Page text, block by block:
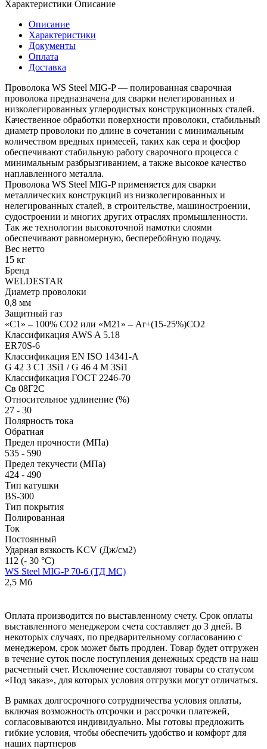
Характеристики Описание
Описание
Характеристики
Документы
Оплата
Доставка
Проволока WS Steel MIG-P — полированная сварочная
проволока предназначена для сварки нелегированных и
низколегированных углеродистых конструкционных сталей.
Качественное обработки поверхности проволоки, стабильный
диаметр проволоки по длине в сочетании с минимальным
количеством вредных примесей, таких как сера и фосфор
обеспечивают стабильную работу сварочного процесса с
минимальным разбрызгиванием, а также высокое качество
наплавленного металла.
Проволока WS Steel MIG-P применяется для сварки
металлических конструкций из низколегированных и
нелегированных сталей, в строительстве, машиностроении,
судостроении и многих других отраслях промышленности.
Так же технологии высокоточной намотки слоями
обеспечивают равномерную, бесперебойную подачу.
Вес нетто
15 кг
Бренд
WELDESTAR
Диаметр проволоки
0,8 мм
Защитный газ
«С1» – 100% СО2 или «М21» – Ar+(15-25%)CO2
Классификация AWS A 5.18
ER70S-6
Классификация EN ISO 14341-A
G 42 3 C1 3Si1 / G 46 4 М 3Si1
Классификация ГОСТ 2246-70
Св 08Г2С
Относительное удлинение (%)
27 - 30
Полярность тока
Обратная
Предел прочности (МПа)
535 - 590
Предел текучести (МПа)
424 - 490
Тип катушки
BS-300
Тип покрытия
Полированная
Ток
Постоянный
Ударная вязкость KCV (Дж/см2)
112 (- 30 °С)
WS Steel MIG-P 70-6 (ТД МС)
2,5 Мб
Оплата производится по выставленному счету. Срок оплаты
выставленного менеджером счета составляет до 3 дней. В
некоторых случаях, по предварительному согласованию с
менеджером, срок может быть продлен. Товар будет отгружен
в течение суток после поступления денежных средств на наш
расчетный счет. Исключение составляют товары со статусом
«Под заказ», для которых условия отгрузки могут отличаться.
В рамках долгосрочного сотрудничества условия оплаты,
включая возможность отсрочки и рассрочки платежей,
согласовываются индивидуально. Мы готовы предложить
гибкие условия, чтобы обеспечить удобство и комфорт для
наших партнеров